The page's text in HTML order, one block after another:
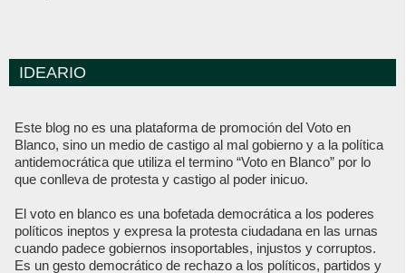
IDEARIO
Este blog no es una plataforma de promoción del Voto en
Blanco, sino un medio de castigo al mal gobierno y a la política
antidemocrática que utiliza el termino “Voto en Blanco” por lo
que conlleva de protesta y castigo al poder inicuo.
El voto en blanco es una bofetada democrática a los poderes
políticos ineptos y expresa la protesta ciudadana en las urnas
cuando padece gobiernos insoportables, injustos y corruptos.
Es un gesto democrático de rechazo a los políticos, partidos y